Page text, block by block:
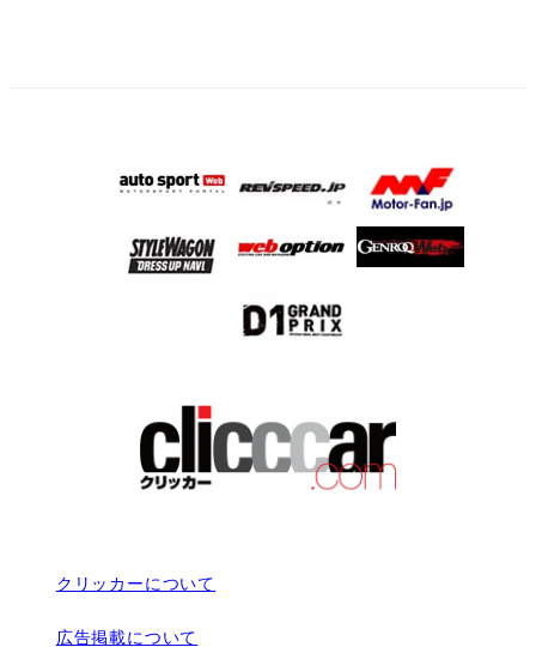
クリッカーについて
広告掲載について